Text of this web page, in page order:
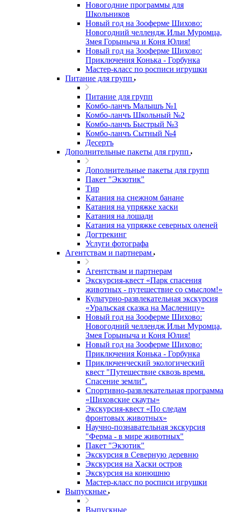
Новогодние программы для
Школьников
Новый год на Зооферме Шихово:
Новогодний челлендж Ильи Муромца,
Змея Горыныча и Коня Юлия!
Новый год на Зооферме Шихово:
Приключения Конька - Горбунка
Мастер-класс по росписи игрушки
Питание для групп
Питание для групп
Комбо-ланчъ Малышъ №1
Комбо-ланчъ Школьный №2
Комбо-ланчъ Быстрый №3
Комбо-ланчъ Сытный №4
Десертъ
Дополнительные пакеты для групп
Дополнительные пакеты для групп
Пакет "Экзотик"
Тир
Катания на снежном банане
Катания на упряжке хаски
Катания на лошади
Катания на упряжке северных оленей
Догтрекинг
Услуги фотографа
Агентствам и партнерам
Агентствам и партнерам
Экскурсия-квест «Парк спасения
животных - путешествие со смыслом!»
Культурно-развлекательная экскурсия
«Уральская сказка на Масленицу»
Новый год на Зооферме Шихово:
Новогодний челлендж Ильи Муромца,
Змея Горыныча и Коня Юлия!
Новый год на Зооферме Шихово:
Приключения Конька - Горбунка
Приключенческий экологический
квест "Путешествие сквозь время.
Спасение земли".
Спортивно-развлекательная программа
«Шиховские скауты»
Экскурсия-квест «По следам
фронтовых животных»
Научно-познавательная экскурсия
"Ферма - в мире животных"
Пакет "Экзотик"
Экскурсия в Северную деревню
Экскурсия на Хаски остров
Экскурсия на конюшню
Мастер-класс по росписи игрушки
Выпускные
Выпускные